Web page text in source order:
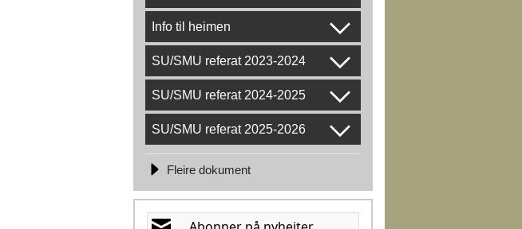
Info til heimen
SU/SMU referat 2023-2024
SU/SMU referat 2024-2025
SU/SMU referat 2025-2026
Fleire dokument